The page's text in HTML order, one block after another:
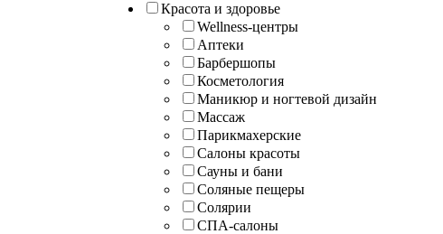
Красота и здоровье
Wellness-центры
Аптеки
Барбершопы
Косметология
Маникюр и ногтевой дизайн
Массаж
Парикмахерские
Салоны красоты
Сауны и бани
Соляные пещеры
Солярии
СПА-салоны